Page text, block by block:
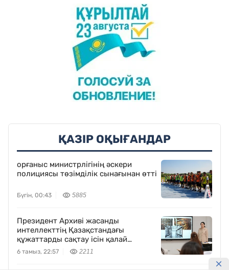
ҚАЗІР ОҚЫҒАНДАР
орғаныс министрлігінің әскери
полициясы төзімділік сынағынан өтті
Бүгін, 00:43 5885
Президент Архиві жасанды
интеллекттің Қазақстандағы
құжаттарды сақтау ісін қалай
өзгертетінін көрсетті
6 тамыз, 22:57 2211